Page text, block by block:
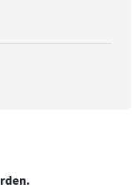
je in het voorjaar